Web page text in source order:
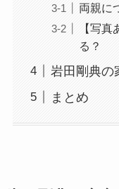
両親に
【写
る？
岩田剛典の
まとめ